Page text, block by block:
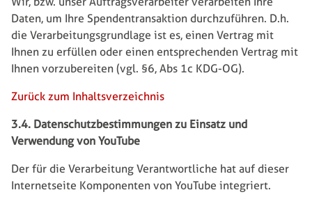
Daten, um Ihre Spendentransaktion durchzuführen. D.h.
die Verarbeitungsgrundlage ist es, einen Vertrag mit
Ihnen zu erfüllen oder einen entsprechenden Vertrag mit
Ihnen vorzubereiten (vgl. §6, Abs 1c KDG-OG).
Zurück zum Inhaltsverzeichnis
3.4. Datenschutzbestimmungen zu Einsatz und
Verwendung von YouTube
Der für die Verarbeitung Verantwortliche hat auf dieser
Internetseite Komponenten von YouTube integriert.